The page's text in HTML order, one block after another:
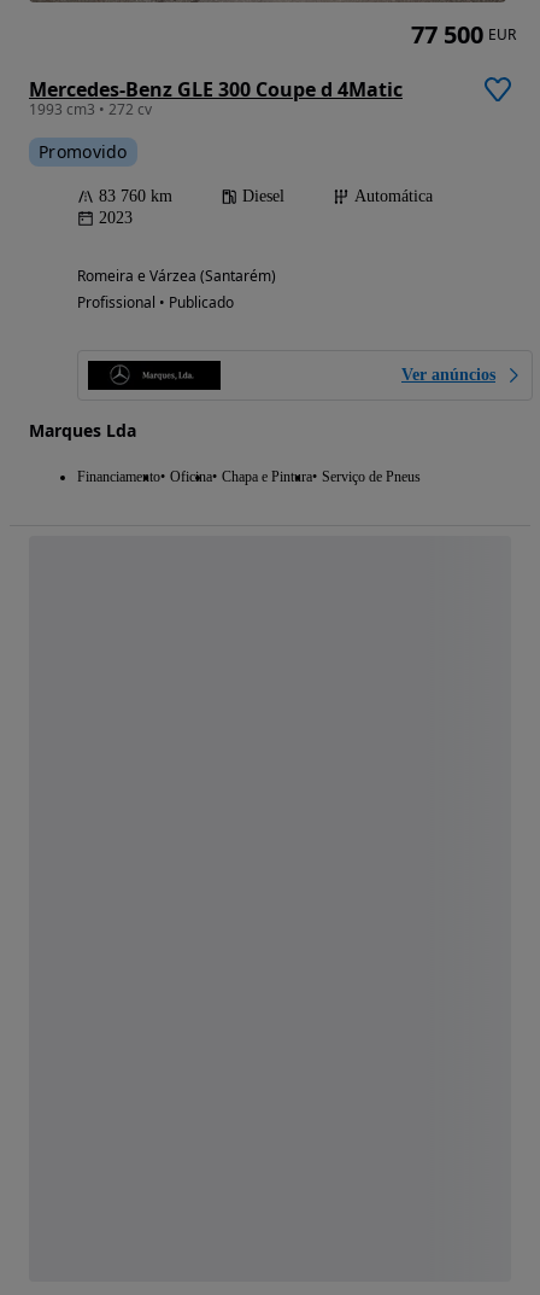
Mercedes-Benz GLE 300 Coupe d 4Matic
1993 cm3 • 272 cv
Promovido
83 760 km Diesel
Automática
2023
Romeira e Várzea (Santarém)
Profissional • Publicado
Ver anúncios
Marques Lda
Financiamento Oficina Chapa e Pintura Serviço de Pneus
77 500 EUR